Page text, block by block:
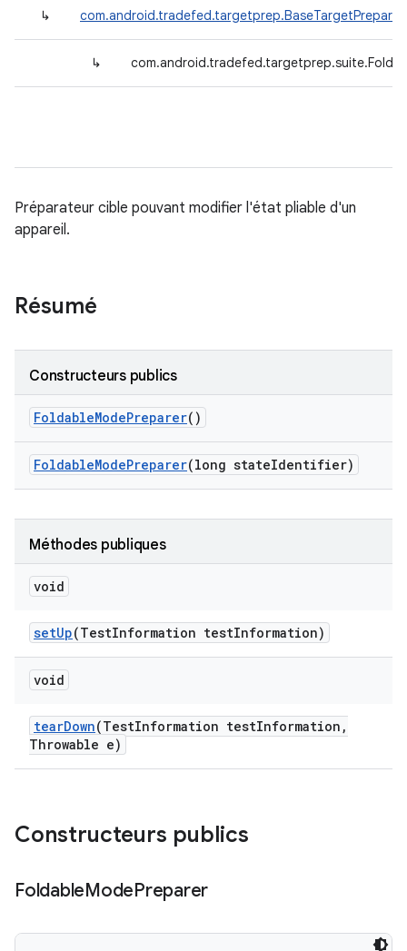
↳ com.android.tradefed.targetprep.BaseTargetPreparer
↳
Préparateur cible pouvant modifier l'état pliable d'un
appareil.
Résumé
Constructeurs publics
FoldableModePreparer()
FoldableModePreparer(long stateIdentifier)
Méthodes publiques
void
setUp(TestInformation testInformation)
void
tearDown(TestInformation testInformation ,
Throwable e)
Constructeurs publics
FoldableModePreparer